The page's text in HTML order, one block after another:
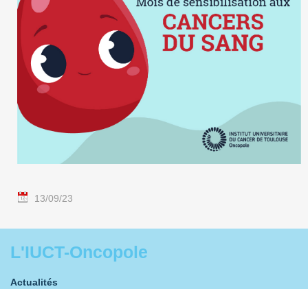
13/09/23
L'IUCT-Oncopole
Actualités